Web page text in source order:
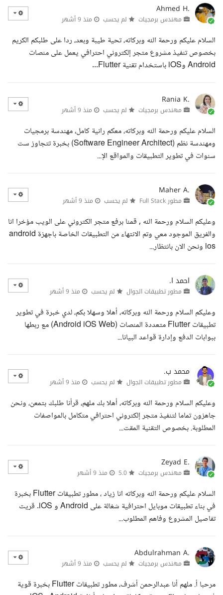
Ahmed H.
مهندس برمجيات لم يحسب منذ 9 أشهر
السلام عليكم ورحمة الله وبركاته، تحية طيبة وبعد، ردا على طلبكم الكريم
بخصوص تنفيذ مشروع متجر إلكتروني احترافي يعمل على منصات
Android وiOS باستخدام تقنية Flutter...
Rania K.
مهندس برمجيات لم يحسب منذ 9 أشهر
السلام عليكم ورحمة الله وبركاته، معكم رانية كامل، مهندسة برمجيات
ومهندسة نظم (Software Engineer Architect) بخبرة تتجاوز ست
سنوات في تطوير التطبيقات والمواقع الإ...
Maher A.
مطور Full Stack لم يحسب منذ 9 أشهر
وعليكم السلام ورحمة الله , قمنا برفع متجر الكتروني على الويب مؤخرا انا
والفريق الموجود معي وتم الانتهاء من التطبيقات الخاصة باجهزة android
ios ونحن الان بانتظار...
احمد ا.
مطور تطبيقات الجوال لم يحسب منذ 9 أشهر
وعليكم السلام ورحمة الله وبركاته، أهلا وسهلا بكم، لدي خبرة في تطوير
تطبيقات Flutter متعددة المنصات (Android iOS Web) مع ربطها
ببوابات الدفع وإدارة قواعد البيانا...
محمد ب.
مطور تطبيقات الجوال لم يحسب منذ 9 أشهر
وعليكم السلام ورحمة الله وبركاته، أهلا بك ملهم، قرأنا طلبك بتمعن، ونحن
جاهزون تماما لتنفيذ متجر إلكتروني احترافي متكامل بالمواصفات
المطلوبة. بخصوص التقنية المقت...
Zeyad E.
مهندس برمجيات منذ 9 أشهر
السلام عليكم ورحمة الله وبركاته انا زياد ، مطور تطبيقات Flutter بخبرة
في بناء تطبيقات موبايل احترافية شغالة على Android و iOS. قريت
تفاصيل المشروع وفاهم المطلوب...
Abdulrahman A.
مهندس برمجيات لم يحسب منذ 9 أشهر
مرحبا أ. ملهم أنا عبدالرحمن أشرف، مطور تطبيقات Flutter بخبرة قوية